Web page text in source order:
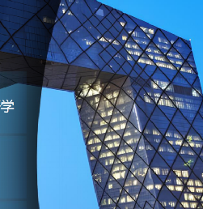
账号密码登录
获取验证码
获取验证码